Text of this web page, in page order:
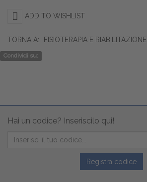
ADD TO WISHLIST
TORNA A: FISIOTERAPIA E RIABILITAZIONE
Condividi su:
Hai un codice? Inseriscilo qui!
Registra codice